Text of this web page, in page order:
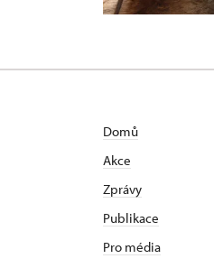
Domů
Akce
Zprávy
Publikace
Pro média